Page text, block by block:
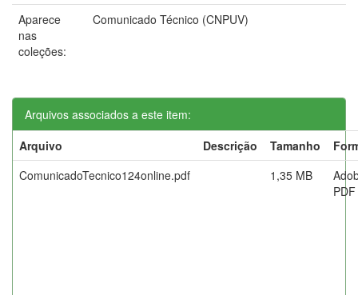
Aparece
nas
coleções:
Comunicado Técnico (CNPUV)
Arquivos associados a este item:
Arquivo
Descrição Tamanho
ComunicadoTecnico124online.pdf
1,35 MB
PDF